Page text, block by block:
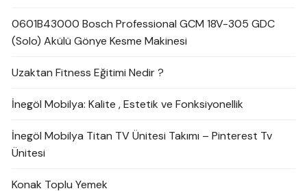
0601B43000 Bosch Professional GCM 18V-305 GDC
(Solo) Akülü Gönye Kesme Makinesi
Uzaktan Fitness Eğitimi Nedir ?
İnegöl Mobilya: Kalite , Estetik ve Fonksiyonellik
İnegöl Mobilya Titan TV Ünitesi Takımı – Pinterest Tv
Ünitesi
Konak Toplu Yemek